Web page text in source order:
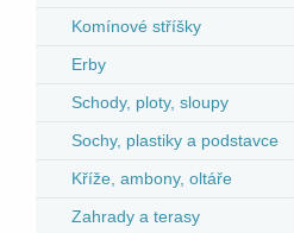
Komínové stříšky
Erby
Schody, ploty, sloupy
Sochy, plastiky a podstavce
Kříže, ambony, oltáře
Zahrady a terasy